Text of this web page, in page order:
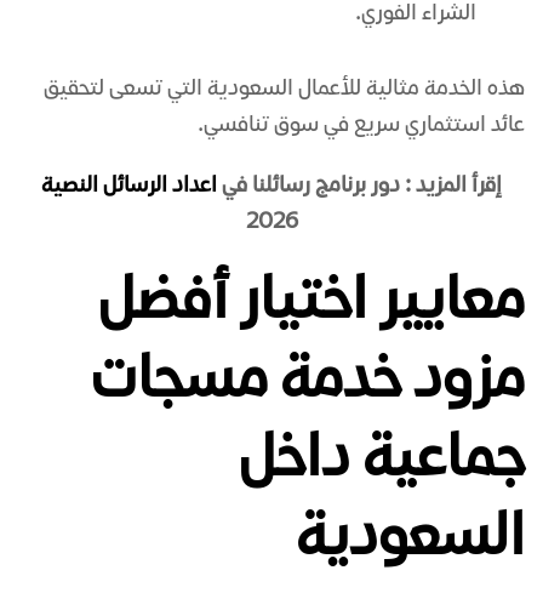
الشراء الفوري.
هذه الخدمة مثالية للأعمال السعودية التي تسعى لتحقيق
عائد استثماري سريع في سوق تنافسي.
إقرأ المزيد : دور برنامج رسائلنا في اعداد الرسائل النصية
2026
معايير اختيار أفضل
مزود خدمة مسجات
جماعية داخل
السعودية